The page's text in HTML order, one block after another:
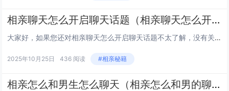
相亲聊天怎么开启聊天话题（相亲聊天怎么开启聊天话题呢）
大家好，如果您还对相亲聊天怎么开启聊天话题不太了解，没有关系，今天就由本站为大家分享相亲聊天怎么开启聊天话题的知识，包括相亲聊天怎么开启聊天话题呢的问题都会给大家分析到，还望可以解决大家的问题，下面我们就开始吧！ 1相亲对象微信怎么开口聊天...
2025年10月25日 436 阅读 #相亲秘籍
相亲怎么和男生怎么聊天（相亲怎么和男的聊天）